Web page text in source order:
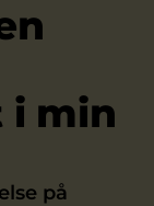
i min
på